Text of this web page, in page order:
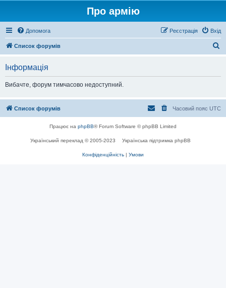
Про армію
Допомога Вхід
Реєстрація
Список форумів
Інформація
Вибачте, форум тимчасово недоступний.
Список форумів Часовий пояс UTC
Працює на phpBB® Forum Software © phpBB Limited
Український переклад © 2005-2023 Українська підтримка phpBB
Конфіденційність | Умови